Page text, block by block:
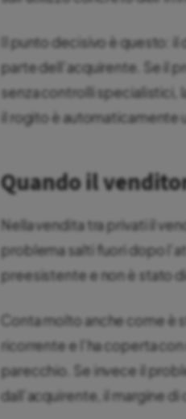
Il punto decisivo è questo:
parte dell’acquirente. Se il
senza controlli specialistici,
il rogito è automaticamente
Quando il
Nella vendita tra privati il
problema salti fuori dopo
preesistente e non è stato
Conta molto anche come
ricorrente e l’ha coperta
parecchio. Se invece il
dall’acquirente, il margine